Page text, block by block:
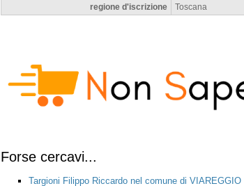
regione d'iscrizione
Toscana
Forse cercavi...
Targioni Filippo Riccardo nel comune di VIAREGGIO